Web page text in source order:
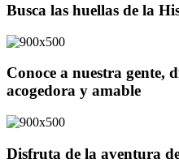
Busca las huellas de la
Conoce a nuestra gente,
acogedora y amable
Disfruta de la aventura